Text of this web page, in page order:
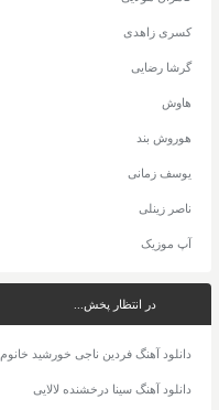
کسری زاهدی
گرشا رضایی
هاوش
هوروش بند
یوسف زمانی
ناصر زینلی
آپ موزیک
در انتظار پخش...
دانلود آهنگ فردین ناجی خورشید خانوم
دانلود آهنگ سینا درخشنده لالایی